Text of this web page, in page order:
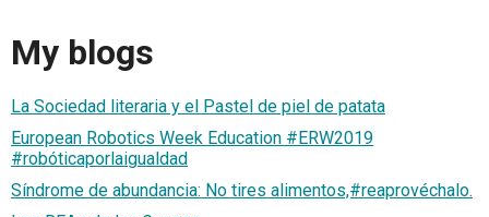
My blogs
La Sociedad literaria y el Pastel de piel de patata
European Robotics Week Education #ERW2019
#robóticaporlaigualdad
Síndrome de abundancia: No tires alimentos,#reaprovéchalo.